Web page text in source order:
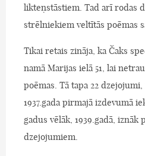
likteņstāstiem. Tad arī rodas
strēlniekiem veltītās poēmas
Tikai retais zināja, ka Čaks
namā Marijas ielā 51, lai
poēmas. Tā tapa 22
1937.gada pirmajā izdevumā
gadus vēlāk, 1939.gadā, iznāk
dzejojumiem.